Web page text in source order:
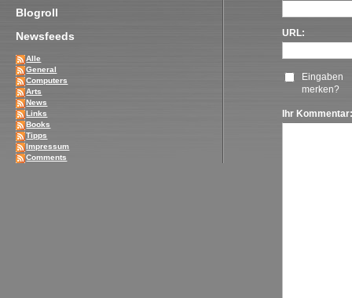
Blogroll
Newsfeeds
Alle
General
Computers
Arts
News
Links
Books
Tipps
Impressum
Comments
URL:
Eingaben
merken?
Ihr Kommentar: